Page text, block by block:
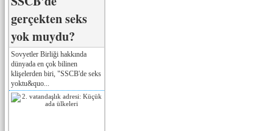
gerçekten seks
yok muydu?
Sovyetler Birliği hakkında
dünyada en çok bilinen
klişelerden biri, "SSCB'de seks
yoktu&quo...